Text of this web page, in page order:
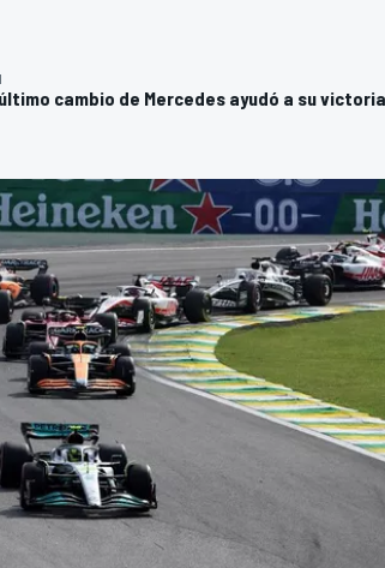
cambio de Mercedes ayudó a su